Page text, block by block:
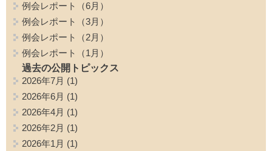
例会レポート（6月）
例会レポート（3月）
例会レポート（2月）
例会レポート（1月）
過去の公開トピックス
2026年7月 (1)
2026年6月 (1)
2026年4月 (1)
2026年2月 (1)
2026年1月 (1)